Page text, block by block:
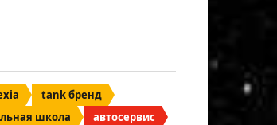
tank бренд
школа
автосервис